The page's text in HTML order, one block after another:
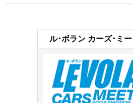
ル･ボラン カーズ･ミ